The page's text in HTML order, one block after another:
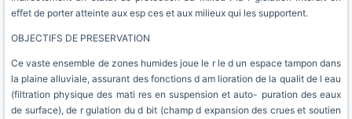
effet de porter atteinte aux esp ces et aux milieux qui les supportent.
OBJECTIFS DE PRESERVATION
Ce vaste ensemble de zones humides joue le r le d un espace tampon dans
la plaine alluviale, assurant des fonctions d am lioration de la qualit de l eau
(filtration physique des mati res en suspension et auto- puration des eaux
de surface), de r gulation du d bit (champ d expansion des crues et soutien